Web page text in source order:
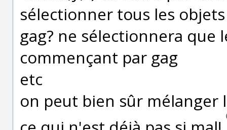
sélectionner tous les
gag? ne sélectionnera
commençant par gag
etc
on peut bien sûr mélanger